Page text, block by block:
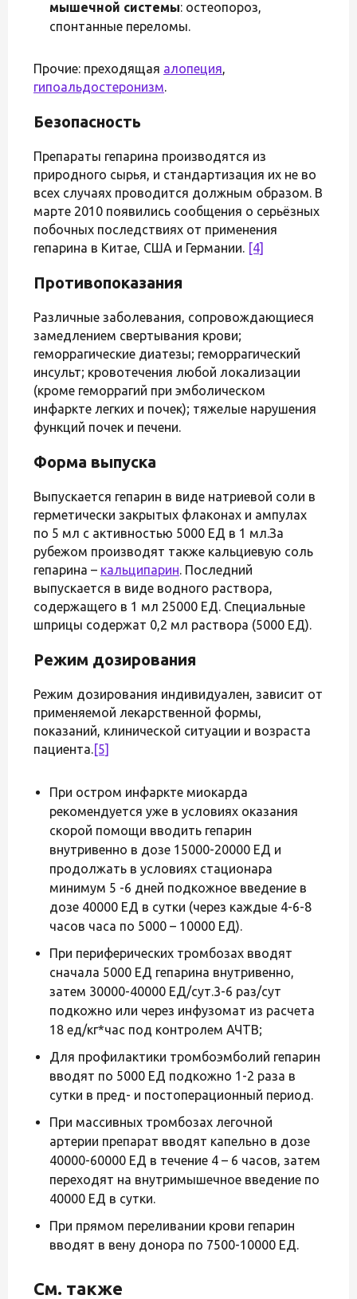
мышечной системы: остеопороз,
спонтанные переломы.
Прочие: преходящая алопеция,
гипоальдостеронизм.
Безопасность
Препараты гепарина производятся из
природного сырья, и стандартизация их не во
всех случаях проводится должным образом. В
марте 2010 появились сообщения о серьёзных
побочных последствиях от применения
гепарина в Китае, США и Германии. [4]
Противопоказания
Различные заболевания, сопровождающиеся
замедлением свертывания крови;
геморрагические диатезы; геморрагический
инсульт; кровотечения любой локализации
(кроме геморрагий при эмболическом
инфаркте легких и почек); тяжелые нарушения
функций почек и печени.
Форма выпуска
Выпускается гепарин в виде натриевой соли в
герметически закрытых флаконах и ампулах
по 5 мл с активностью 5000 ЕД в 1 мл.За
рубежом производят также кальциевую соль
гепарина – кальципарин. Последний
выпускается в виде водного раствора,
содержащего в 1 мл 25000 ЕД. Специальные
шприцы содержат 0,2 мл раствора (5000 ЕД).
Режим дозирования
Режим дозирования индивидуален, зависит от
применяемой лекарственной формы,
показаний, клинической ситуации и возраста
пациента.[5]
При остром инфаркте миокарда
рекомендуется уже в условиях оказания
скорой помощи вводить гепарин
внутривенно в дозе 15000-20000 ЕД и
продолжать в условиях стационара
минимум 5 -6 дней подкожное введение в
дозе 40000 ЕД в сутки (через каждые 4-6-8
часов часа по 5000 – 10000 ЕД).
При периферических тромбозах вводят
сначала 5000 ЕД гепарина внутривенно,
затем 30000-40000 ЕД/сут.3-6 раз/сут
подкожно или через инфузомат из расчета
18 ед/кг*час под контролем АЧТВ;
Для профилактики тромбоэмболий гепарин
вводят по 5000 ЕД подкожно 1-2 раза в
сутки в пред- и постоперационный период.
При массивных тромбозах легочной
артерии препарат вводят капельно в дозе
40000-60000 ЕД в течение 4 – 6 часов, затем
переходят на внутримышечное введение по
40000 ЕД в сутки.
При прямом переливании крови гепарин
вводят в вену донора по 7500-10000 ЕД.
См. также